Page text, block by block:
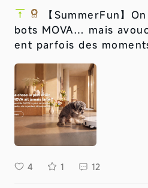
【SummerFun】
bots MOVA… mais
ent parfois des
4 1 12